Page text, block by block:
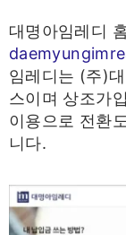
대명아임레디
임레디는 (주)
스이며 상조가
이용으로 전환
니다.